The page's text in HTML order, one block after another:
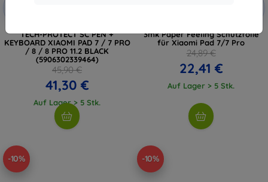
TECH-PROTECT SC PEN +
KEYBOARD XIAOMI PAD 7 / 7 PRO
/ 8 / 8 PRO 11.2 BLACK
(5906302339464)
45,90 €
41,30 €
Auf Lager > 5 Stk.
3mk Paper Feeling Schutzfolie
für Xiaomi Pad 7/7 Pro
24,89 €
22,41 €
Auf Lager > 5 Stk.
-10% -10%